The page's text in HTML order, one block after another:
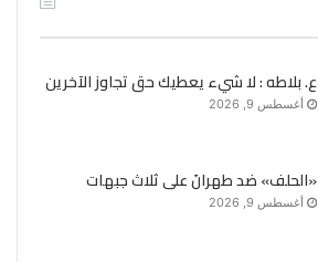
ع. بلاطه : لا شيء يعطيك حق تجاوز الآخرين
أغسطس 9, 2026
«الحلف» ضد طهرانَ على ثلاث جبهات
أغسطس 9, 2026